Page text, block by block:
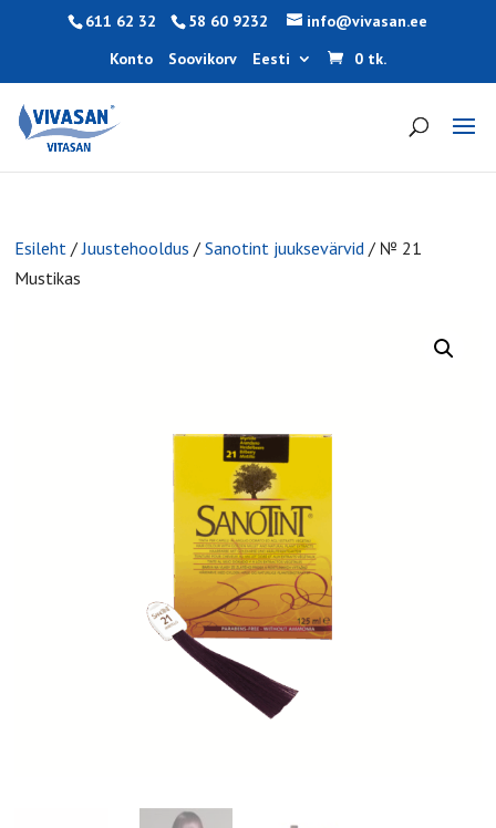
611 62 32 58 60 9232
info@vivasan.ee
Konto
Soovikorv Eesti 0 tk.
Esileht /Juustehooldus /Sanotint juuksevärvid / № 21
Mustikas